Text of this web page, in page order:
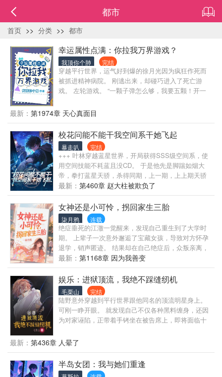
都市
首页 >> 分类 >> 都市
幸运属性点满：你拉我万界游戏？
我顶你个肺 完结
穿越平行世界，运气好到爆的徐月光因为疯狂作死而
被抓进精神病院。 刚逃出来，却碰巧进入了死亡游
戏。 左轮游戏。 “一颗子弹怎么够，我要五颗！开一
轮对自己连开三枪！ 丧尸世界。 “为什么丧尸都不攻
击他！” “我去！我要举报，徐月光在死亡游戏开G” 修
仙世界其他玩家遇宝靠运气？ 徐月光出门就有天材地
宝源源不断送上门，不用跌落山崖也有秘籍送上门。
徐月光：我就是运气好了一点…… 本书又名: {本小说
涉及恐怖，探案，丧尸，武侠，修仙等世界}
最新： 第1974章 天心真面目
校花问能不能干我空间系干她飞起
暴走叭 完结
+++ 叶林穿越蓝星世界，开局获得SSS级空间系，使
用空间技能不耗蓝且没CD。 于是他先是脚踹如烟大
帝，拳打蓝星天骄，杀得同期，上一期，上上期天骄
尽低眉！ 武考： 别人外围杀怪逐步递进，他瞬移直取
核心区BOSS人头！ 别人武考三天饿九顿，他空间异
能带美食，三天十二顿！ 全球异能者大赛： 解说：不
好！泡菜国，樱花国，毛国要对叶林进行车轮战！ 叶
林：不会吧，不会吧？不会真的有人放技能耗蓝的
吧？ 第三次人魔大战： 七阶叶林：你过来啊！ 八阶
魔皇：哼！区区七阶宗师，也敢在我面前放肆？ 半小
时后...... 魔皇气急败坏：你特么有种别跑！ 叶林邪魅
一笑：嘿嘿，我来了！我又走了！ 蓝星异能者： 法
师：都特酿是法师！为什么他能无限使用技能？ 战
士：他一个空间系，怎么还拳拳暴击啊？
最新： 第460章 赵大柱被欺负了
女神还是小可怜，拐回家生三胎
柒月鸦 连载
绝症垂死的江澈一觉醒来，发现自己重生到了大学时
期。 上辈子一次意外邂逅了宝藏女孩，导致对方怀孕
退学，销声匿迹。 结果却在自己绝症后，众叛亲离，
唯有她独自一人带着女儿陪自己走完余生。 这辈子，
江澈决定痛改前非…… …… 江澈：“陈同学，我觉得
你住女生寝室很危险，我买了一套房，要不我们搬出
去一起住吧！” 陈晚渔：“跟你住那不是更危险？” 江
澈：“陈同学，我们是好朋友，好朋友之间亲个嘴很正
常吧！” 陈晚渔：“……” 江澈：“陈同学，我觉得我们的
关系很不稳定，要不你给我生个孩子，我们稳固一下
关系！” 陈晚渔：“？？？”
最新： 第1168章 因为我善变
娱乐：进狱顶流，我绝不踩缝纫机
毛栗山 完结
陆野意外穿越到平行世界跟他同名的顶流明星身上。
可刚一睁开眼。 就发现自己不仅各种黑料缠身，还因
为对家诬陷，正带着手铐坐在被告席上，即将面临十
却缩着头装死。 踩缝纫机？根本踩不了一点。 陆野果
断威胁系统，拿到新手大礼包。 反手就将原告变被
告，送了进去。 原告律师也送进去。 陷害他的对家统
统送进去。 他看着满网的小黑子，笑了，这可都是好
最新： 第436章 人晕了
半岛女团：我与她们重逢